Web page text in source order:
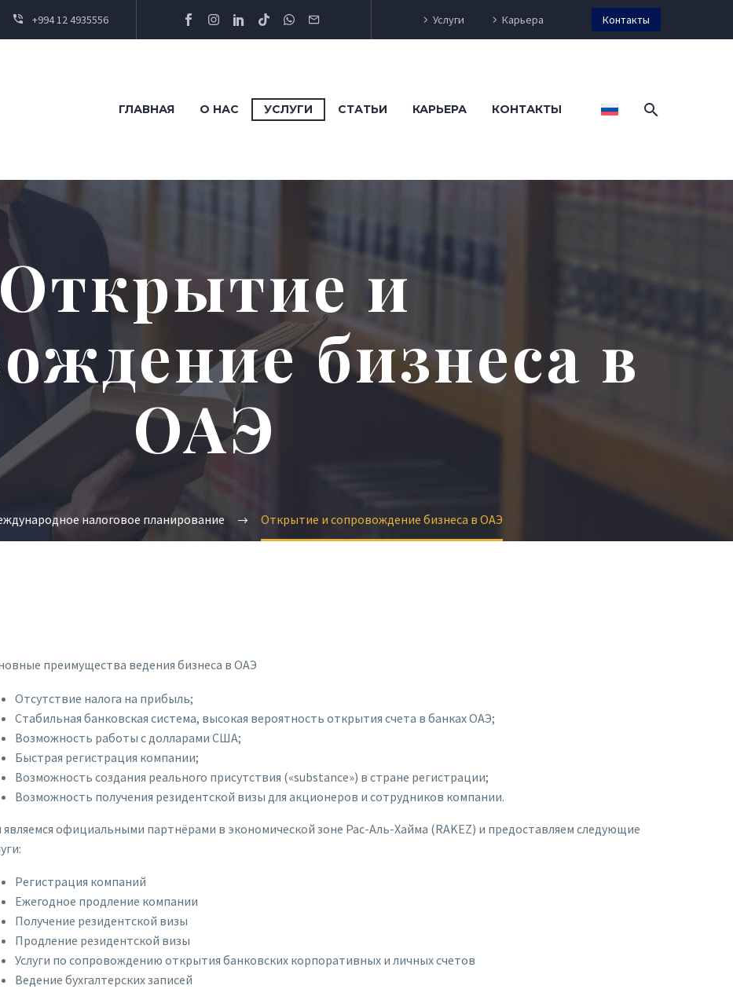
+994 12 4935556 Услуги Карьера Контакты
ГЛАВНАЯ О НАС УСЛУГИ СТАТЬИ КАРЬЕРА КОНТАКТЫ
Открытие и
бизнеса в
ОАЭ
налоговое планирование Открытие и сопровождение бизнеса в ОАЭ
преимущества ведения бизнеса в ОАЭ
Отсутствие налога на прибыль;
Стабильная банковская система, высокая вероятность открытия счета в банках ОАЭ;
Возможность работы с долларами США;
Быстрая регистрация компании;
Возможность создания реального присутствия («substance») в стране регистрации;
Возможность получения резидентской визы для акционеров и сотрудников компании.
официальными партнёрами в экономической зоне Рас-Аль-Хайма (RAKEZ) и предоставляем следующие
Регистрация компаний
Ежегодное продление компании
Получение резидентской визы
Продление резидентской визы
Услуги по сопровождению открытия банковских корпоративных и личных счетов
Ведение бухгалтерских записей